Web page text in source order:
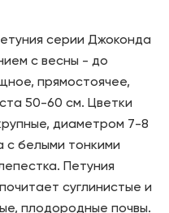
серии Джоконда
с весны - до
прямостоячее,
50-60 см. Цветки
диаметром 7-8
с белыми тонкими
Петуния
суглинистые и
плодородные почвы.